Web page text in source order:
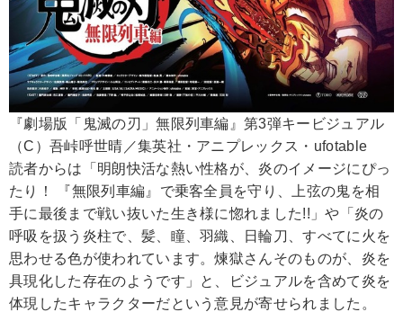
『劇場版「鬼滅の刃」無限列車編』第3弾キービジュアル
（C）吾峠呼世晴／集英社・アニプレックス・ufotable
読者からは「明朗快活な熱い性格が、炎のイメージにぴっ
たり！ 『無限列車編』で乗客全員を守り、上弦の鬼を相
手に最後まで戦い抜いた生き様に惚れました!!」や「炎の
呼吸を扱う炎柱で、髪、瞳、羽織、日輪刀、すべてに火を
思わせる色が使われています。煉獄さんそのものが、炎を
具現化した存在のようです」と、ビジュアルを含めて炎を
体現したキャラクターだという意見が寄せられました。